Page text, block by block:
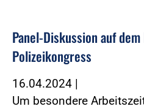
Panel-Diskussion auf
Polizeikongress
16.04.2024 |
Um besondere